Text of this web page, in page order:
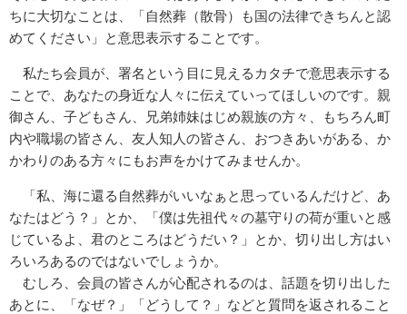
ちに大切なことは、「自然葬（散骨）も国の法律できちんと認
めてください」と意思表示することです。
私たち会員が、署名という目に見えるカタチで意思表示する
ことで、あなたの身近な人々に伝えていってほしいのです。親
御さん、子どもさん、兄弟姉妹はじめ親族の方々、もちろん町
内や職場の皆さん、友人知人の皆さん、おつきあいがある、か
かわりのある方々にもお声をかけてみませんか。
「私、海に還る自然葬がいいなぁと思っているんだけど、あ
なたはどう？」とか、「僕は先祖代々の墓守りの荷が重いと感
じているよ、君のところはどうだい？」とか、切り出し方はい
ろいろあるのではないでしょうか。
むしろ、会員の皆さんが心配されるのは、話題を切り出した
あとに、「なぜ？」「どうして？」などと質問を返されること